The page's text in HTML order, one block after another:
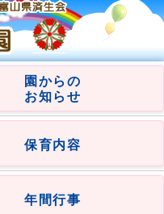
園からの
お知らせ
保育内容
年間行事